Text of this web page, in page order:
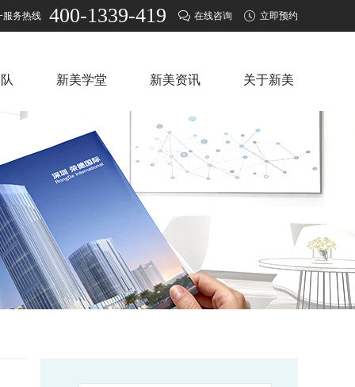
400-1339-419
服务热线 在线咨询 立即预约
新美学堂 新美资讯 关于新美